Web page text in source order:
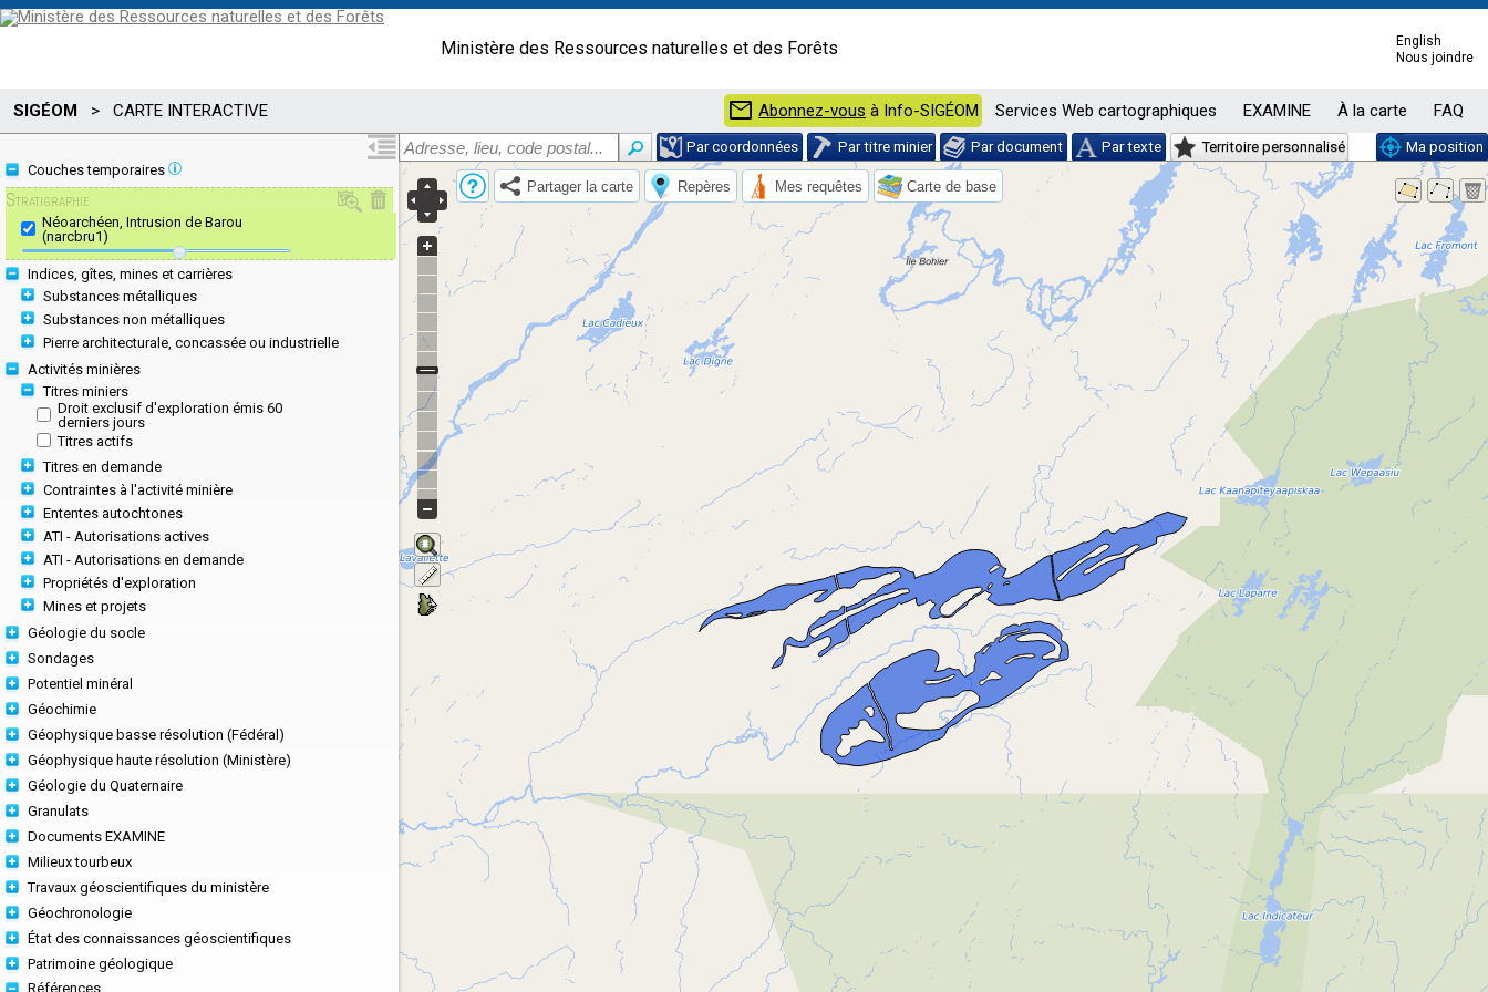
Ministère des Ressources naturelles et des Forêts
English
Nous joindre
SIGÉOM > CARTE INTERACTIVE mail Abonnez-vous à Info-SIGÉOM Services Web cartographiques EXAMINE À la carte FAQ
Par coordonnées Par titre minier Par document Par texte Territoire personnalisé
Ma position
Couches temporaires
Stratigraphie
Néoarchéen, Intrusion de Barou
(narcbru1)
Indices, gîtes, mines et carrières
Substances métalliques
Substances non métalliques
Pierre architecturale, concassée ou industrielle
Activités minières
Titres miniers
Droit exclusif d'exploration émis 60
derniers jours
Titres actifs
Titres en demande
Contraintes à l'activité minière
Ententes autochtones
ATI - Autorisations actives
ATI - Autorisations en demande
Propriétés d'exploration
Mines et projets
Géologie du socle
Sondages
Potentiel minéral
Géochimie
Géophysique basse résolution (Fédéral)
Géophysique haute résolution (Ministère)
Géologie du Quaternaire
Granulats
Documents EXAMINE
Milieux tourbeux
Travaux géoscientifiques du ministère
Géochronologie
État des connaissances géoscientifiques
Patrimoine géologique
Références
Partager la carte Repères Mes requêtes Carte de base